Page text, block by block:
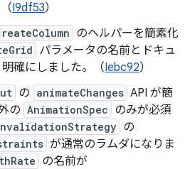
I9df53）
のヘルパーを簡素化
パラメータの名前とドキュ
確にしました。（Iebc92）
の animateChanges API が簡
の AnimationSpec のみが必須
の
が通常のラムダになりま
の名前が